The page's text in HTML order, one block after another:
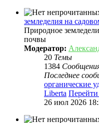
земледелия на
Природное
почвы
Модератор:
20 Темы
1384
Последнее
органические
Liberta
26 июл 2026